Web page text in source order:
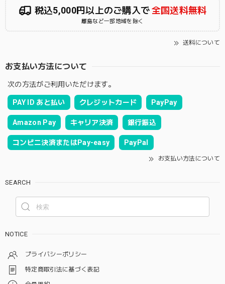
税込5,000円以上のご購入で全国送料無料
離島など一部地域を除く
送料について
お支払い方法について
次の方法がご利用いただけます。
PAY ID あと払い クレジットカード PayPay
Amazon Pay キャリア決済 銀行振込
コンビニ決済またはPay-easy PayPal
お支払い方法について
SEARCH
NOTICE
プライバシーポリシー
特定商取引法に基づく表記